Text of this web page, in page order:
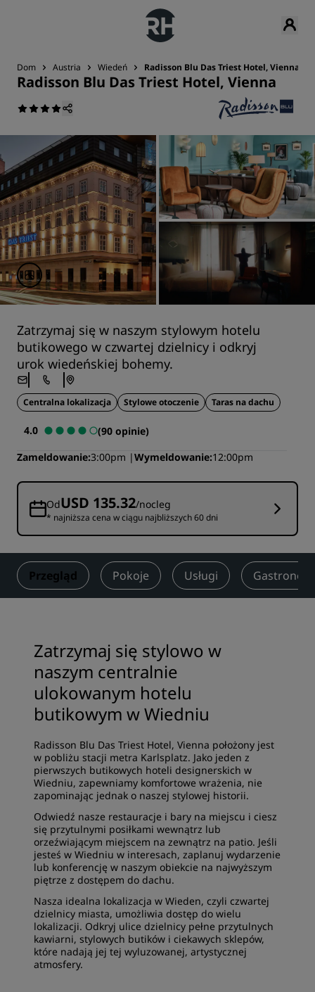
Dom Austria Wiedeń Radisson Blu Das Triest Hotel, Vienna
Radisson Blu Das Triest Hotel, Vienna
Zatrzymaj się w naszym stylowym hotelu
butikowego w czwartej dzielnicy i odkryj
urok wiedeńskiej bohemy.
Centralna lokalizacja Stylowe otoczenie Taras na dachu
4.0
(90 opinie)
Zameldowanie 3:00pm Wymeldowanie 12:00pm
OdUSD 135.32/nocleg
* najniższa cena w ciągu najbliższych 60 dni
Przegląd Pokoje Usługi
Zatrzymaj się stylowo w
naszym centralnie
ulokowanym hotelu
butikowym w Wiedniu
Radisson Blu Das Triest Hotel, Vienna położony jest
w pobliżu stacji metra Karlsplatz. Jako jeden z
pierwszych butikowych hoteli designerskich w
Wiedniu, zapewniamy komfortowe wrażenia, nie
zapominając jednak o naszej stylowej historii.
Odwiedź nasze restauracje i bary na miejscu i ciesz
się przytulnymi posiłkami wewnątrz lub
orzeźwiającym miejscem na zewnątrz na patio. Jeśli
jesteś w Wiedniu w interesach, zaplanuj wydarzenie
lub konferencję w naszym obiekcie na najwyższym
piętrze z dostępem do dachu.
Nasza idealna lokalizacja w Wieden, czyli czwartej
dzielnicy miasta, umożliwia dostęp do wielu
lokalizacji. Odkryj ulice dzielnicy pełne przytulnych
kawiarni, stylowych butików i ciekawych sklepów,
które nadają jej tej wyluzowanej, artystycznej
atmosfery.